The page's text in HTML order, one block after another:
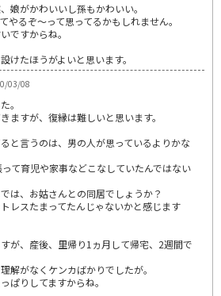
娘がかわいいし孫もかわいい。
やるぞ～って思ってるかもしれません。
ですからね。
けたほうがよいと思います。
03/08
。
ますが、復縁は難しいと思います。
と言うのは、男の人が思っているよりかな
て育児や家事などこなしていたんではない
は、お姑さんとの同居でしょうか？
レスたまってたんじゃないかと感じます
が、産後、里帰り1ヵ月して帰宅、2週間で
解がなくケンカばかりでしたが。
ぱりしてますからね。